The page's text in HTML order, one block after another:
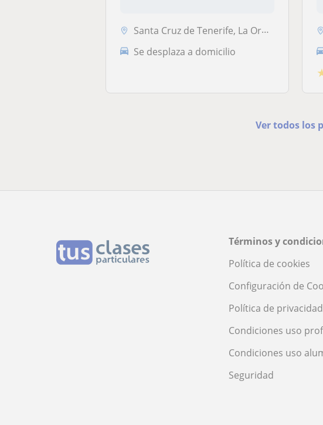
Santa Cruz de Tenerife, La Orotava, Los Realejos, Puerto de la Cruz
Se desplaza a domicilio
Ver todos los
Términos y
Política de cookies
Configuración de
Política de privacidad
Condiciones uso
Condiciones uso
Seguridad